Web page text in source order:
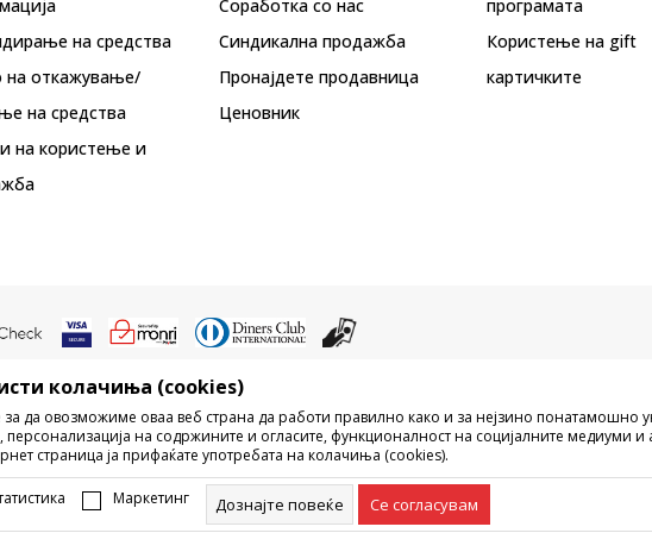
на средства
на откажување/
на средства
на користење и
Соработка со нас
Синдикална продажба
Пронајдете продавница
Ценовник
програмата
Користење на gift
картичките
или користење на содржината од интернет страните на Sport Vision, делумно
содржини, ниту истите да се отстапуваат на трети лица, јавно да се објавуваат
без писмена согласност од БДС.МК ДООЕЛ.
бидеме што попрецизни во описот на производот, фотографијата и самата цена, но не
и без грешка. Сите прикажани производи на сајтот се дел од нашата понуда, но
во секој момент. Достапноста на производите може да ја проверите и на
колачиња (cookies)
да овозможиме оваа веб страна да работи правилно како и за нејзино понатамошно
персонализација на содржините и огласите, функционалност на социјалните медиуми
страница ја прифаќате употребата на колачиња (cookies).
Маркетинг Дознајте повеќе Се согласувам